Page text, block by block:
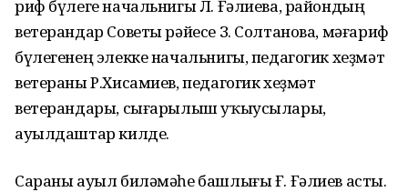
риф бүлеге начальнигы Л. Ғәлиева, райондың
ветерандар Советы рәйесе З. Солтанова, мәғариф
бүлегенең элекке начальнигы, педагогик хеҙмәт
ветераны Р.Хисамиев, педагогик хеҙмәт
ветерандары, сығарылыш уҡыусылары,
ауылдаштар килде.
Сараны ауыл биләмәһе башлығы Ғ. Ғәлиев асты.